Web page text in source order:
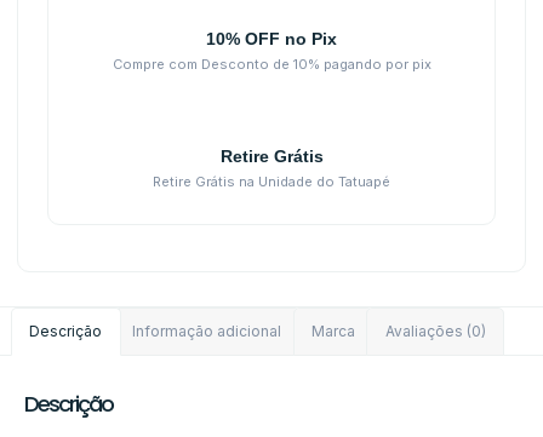
10% OFF no Pix
Compre com Desconto de 10% pagando por pix
Retire Grátis
Retire Grátis na Unidade do Tatuapé
Descrição Informação adicional Marca Avaliações (0)
Descrição